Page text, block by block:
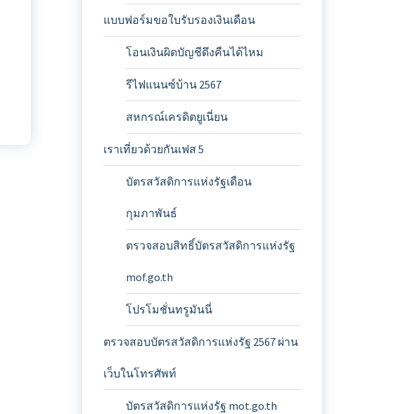
แบบฟอร์มขอใบรับรองเงินเดือน
โอนเงินผิดบัญชีดึงคืนได้ไหม
รีไฟแนนซ์บ้าน 2567
สหกรณ์เครดิตยูเนี่ยน
เราเที่ยวด้วยกันเฟส 5
บัตรสวัสดิการแห่งรัฐเดือน
กุมภาพันธ์
ตรวจสอบสิทธิ์บัตรสวัสดิการแห่งรัฐ
mof.go.th
โปรโมชั่นทรูมันนี่
ตรวจสอบบัตรสวัสดิการแห่งรัฐ 2567 ผ่าน
เว็บในโทรศัพท์
บัตรสวัสดิการแห่งรัฐ mot.go.th